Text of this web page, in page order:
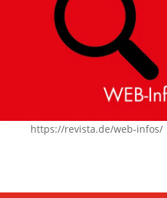
https://revista.de/web-infos/